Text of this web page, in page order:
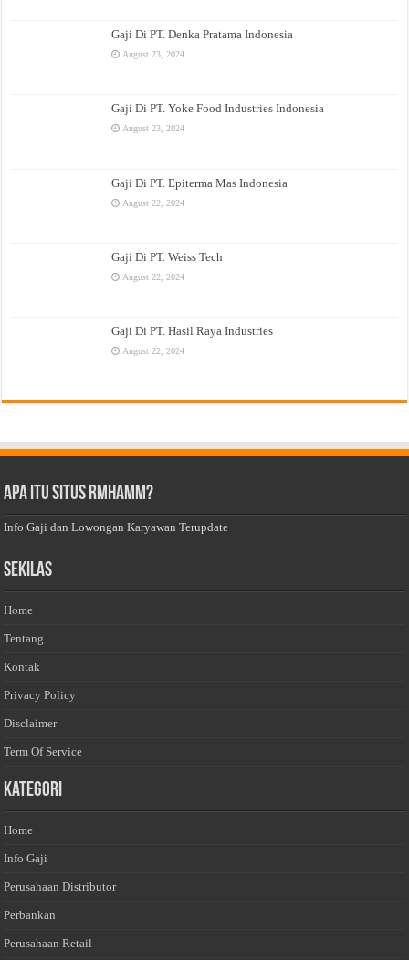
Gaji Di PT. Denka Pratama Indonesia
August 23, 2024
Gaji Di PT. Yoke Food Industries Indonesia
August 23, 2024
Gaji Di PT. Epiterma Mas Indonesia
August 22, 2024
Gaji Di PT. Weiss Tech
August 22, 2024
Gaji Di PT. Hasil Raya Industries
August 22, 2024
Apa Itu Situs Rmhamm?
Info Gaji dan Lowongan Karyawan Terupdate
Sekilas
Home
Tentang
Kontak
Privacy Policy
Disclaimer
Term Of Service
Kategori
Home
Info Gaji
Perusahaan Distributor
Perbankan
Perusahaan Retail